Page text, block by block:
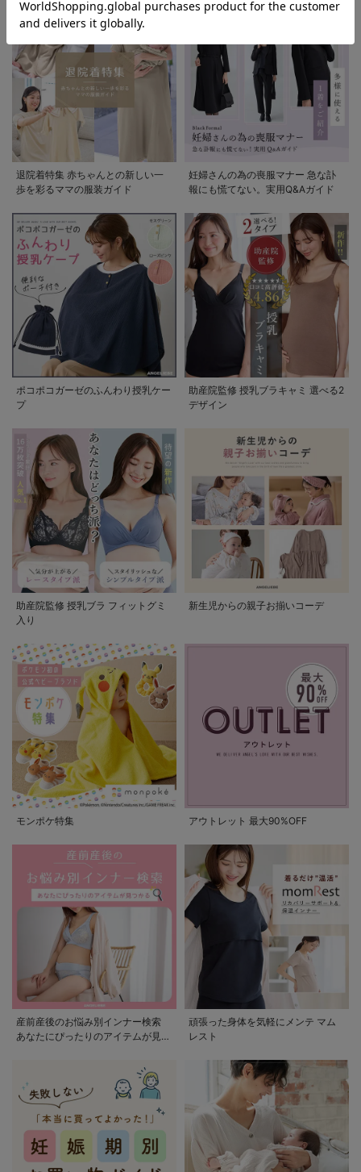
退院着特集 赤ちゃんとの新しい一
歩を彩るママの服装ガイド
妊婦さんの為の喪服マナー 急な訃
報にも慌てない。実用Q&Aガイド
ポコポコガーゼのふんわり授乳ケー
プ
助産院監修 授乳ブラキャミ 選べる2
デザイン
助産院監修 授乳ブラ フィットグミ
入り
新生児からの親子お揃いコーデ
モンポケ特集 アウトレット 最大90%OFF
産前産後のお悩み別インナー検索
あなたにぴったりのアイテムが見つ
頑張った身体を気軽にメンテ マム
レスト